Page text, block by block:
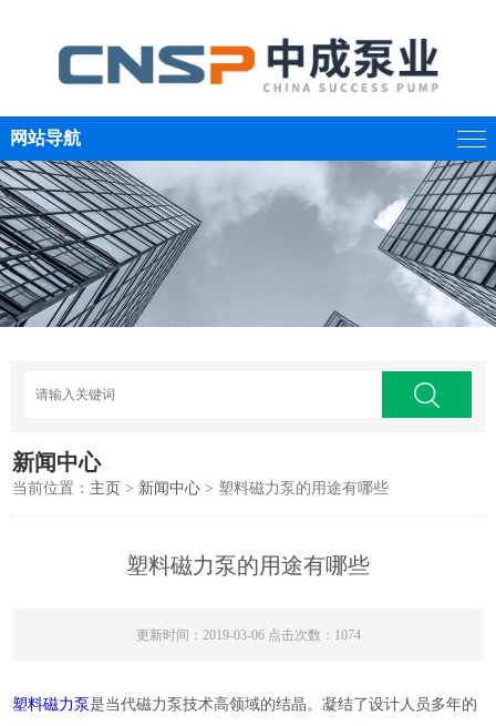
网站导航
新闻中心
当前位置： 主页 > 新闻中心 > 塑料磁力泵的用途有哪些
塑料磁力泵的用途有哪些
更新时间：2019-03-06 点击次数：1074
塑料磁力泵是当代磁力泵技术高领域的结晶。凝结了设计人员多年的